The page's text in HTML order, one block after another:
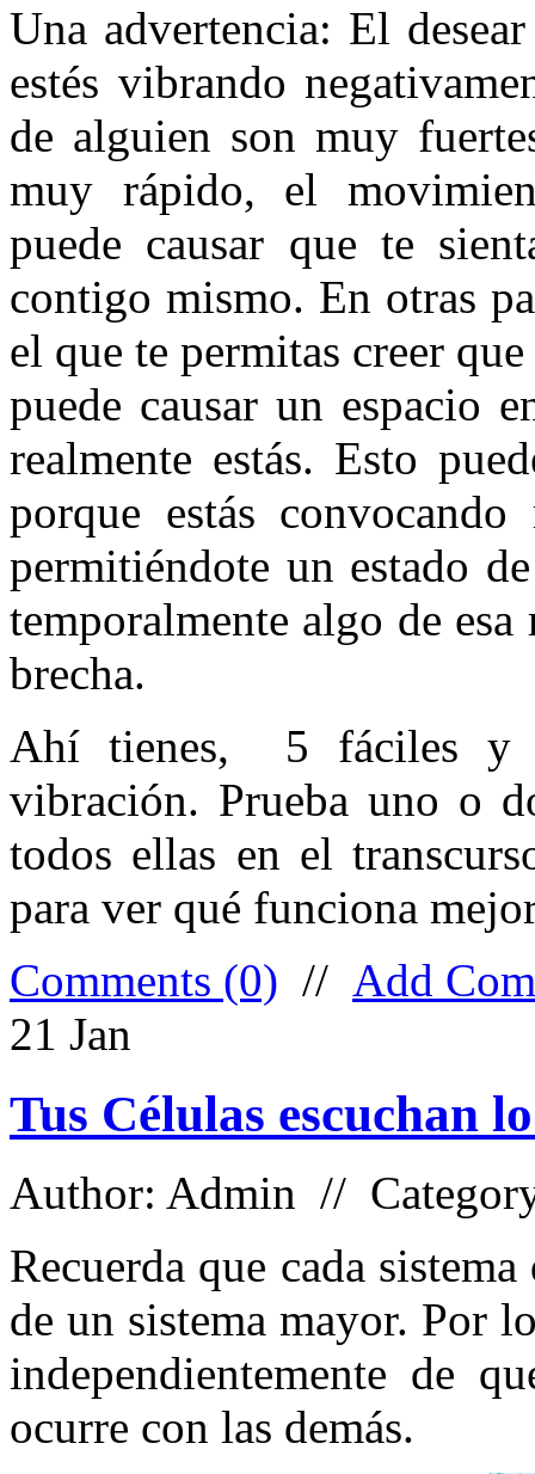
Una advertencia: El
estés vibrando
de alguien son muy
muy rápido, el
puede causar que te
contigo mismo. En otras
el que te permitas creer
puede causar un espacio
realmente estás. Esto
porque estás
permitiéndote un estado
temporalmente algo de
brecha.
Ahí tienes, 5 fáciles y
vibración. Prueba uno o
todos ellas en el
para ver qué funciona
Comments (0) // Add
21 Jan
Tus Células escuchan
Author: Admin //
Recuerda que cada
de un sistema mayor. Por
independientemente de
ocurre con las demás.